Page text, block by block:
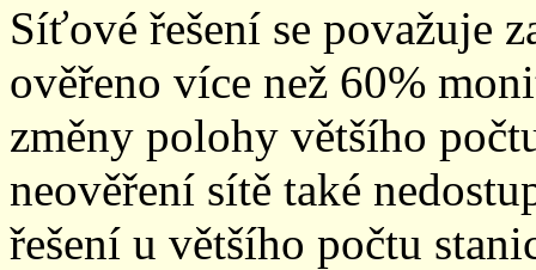
Síťové řešení se považuje
ověřeno více než 60%
změny polohy většího
neověření sítě také
řešení u většího počtu